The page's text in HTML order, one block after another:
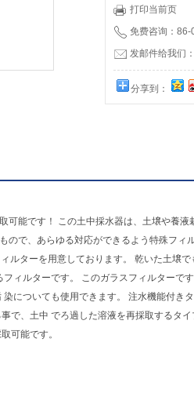
打印当前页
免费咨询：
发邮件给我们
分享到：
可能です！ この土中採水器は、土壌や養
ので、あらゆる対応ができるよう特殊フィ
ルターを用意しております。 乾いた土壌
ィルターです。 このガラスフィルターで
についても使用できます。 注水機能付き
で、土中 でろ過した溶液を再採取するタ
可能です。